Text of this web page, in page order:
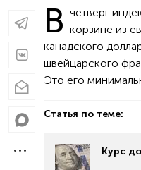
В четверг
корзине из
канадского
швейцарского
Это его
Статья по теме:
Курс